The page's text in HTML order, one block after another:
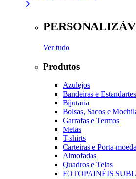
Ver tudo
Produtos
Azulejos
Bandeiras e Estandartes
Bijutaria
Bolsas, Sacos e
Garrafas e Termos
Meias
T-shirts
Carteiras e Porta-
Almofadas
Quadros e Telas
FOTOPAINÉIS